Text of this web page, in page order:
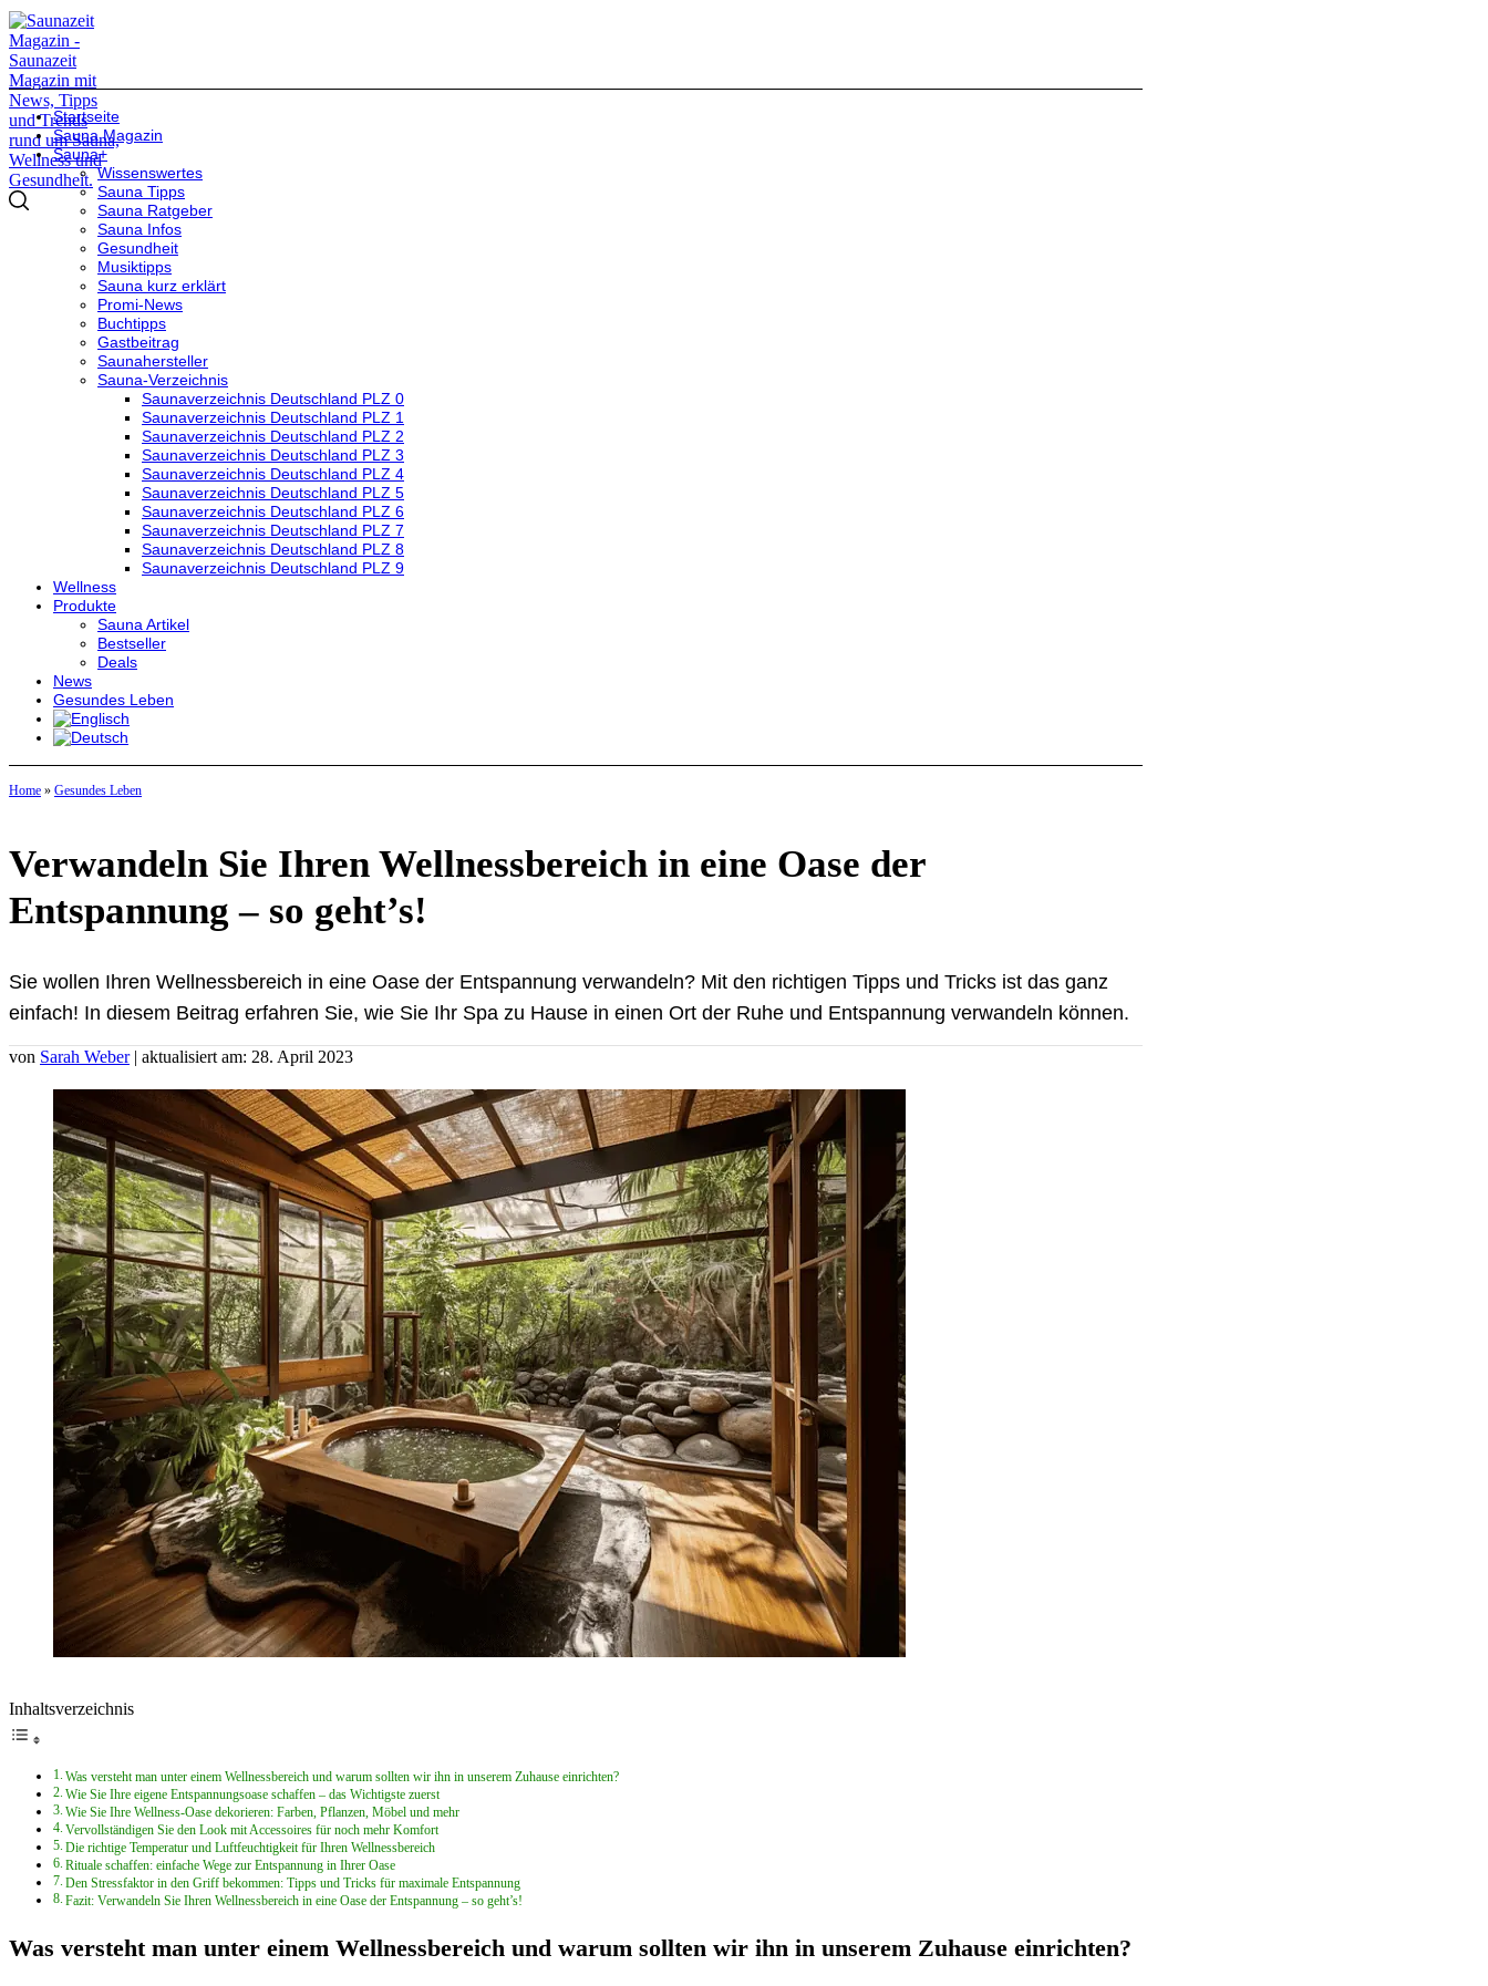
Startseite
Sauna Magazin
Sauna+
Wissenswertes
Sauna Tipps
Sauna Ratgeber
Sauna Infos
Gesundheit
Musiktipps
Sauna kurz erklärt
Promi-News
Buchtipps
Gastbeitrag
Saunahersteller
Sauna-Verzeichnis
Saunaverzeichnis Deutschland PLZ 0
Saunaverzeichnis Deutschland PLZ 1
Saunaverzeichnis Deutschland PLZ 2
Saunaverzeichnis Deutschland PLZ 3
Saunaverzeichnis Deutschland PLZ 4
Saunaverzeichnis Deutschland PLZ 5
Saunaverzeichnis Deutschland PLZ 6
Saunaverzeichnis Deutschland PLZ 7
Saunaverzeichnis Deutschland PLZ 8
Saunaverzeichnis Deutschland PLZ 9
Wellness
Produkte
Sauna Artikel
Bestseller
Deals
News
Gesundes Leben
Home » Gesundes Leben
Verwandeln Sie Ihren Wellnessbereich in eine Oase der
Entspannung – so geht’s!
Sie wollen Ihren Wellnessbereich in eine Oase der Entspannung verwandeln? Mit den richtigen Tipps und Tricks ist das ganz
einfach! In diesem Beitrag erfahren Sie, wie Sie Ihr Spa zu Hause in einen Ort der Ruhe und Entspannung verwandeln können.
von Sarah Weber | aktualisiert am: 28. April 2023
Inhaltsverzeichnis
Was versteht man unter einem Wellnessbereich und warum sollten wir ihn in unserem Zuhause einrichten?
Wie Sie Ihre eigene Entspannungsoase schaffen – das Wichtigste zuerst
Wie Sie Ihre Wellness-Oase dekorieren: Farben, Pflanzen, Möbel und mehr
Vervollständigen Sie den Look mit Accessoires für noch mehr Komfort
Die richtige Temperatur und Luftfeuchtigkeit für Ihren Wellnessbereich
Rituale schaffen: einfache Wege zur Entspannung in Ihrer Oase
Den Stressfaktor in den Griff bekommen: Tipps und Tricks für maximale Entspannung
Fazit: Verwandeln Sie Ihren Wellnessbereich in eine Oase der Entspannung – so geht’s!
Was versteht man unter einem Wellnessbereich und warum sollten wir ihn in unserem Zuhause einrichten?